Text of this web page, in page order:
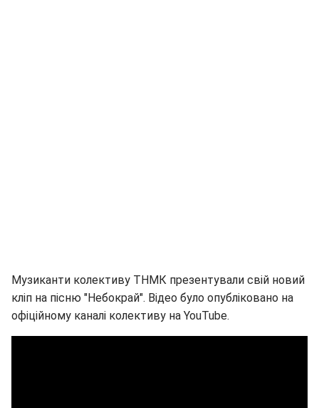
Музиканти колективу ТНМК презентували свій новий
кліп на пісню "Небокрай". Відео було опубліковано на
офіційному каналі колективу на YouTube.